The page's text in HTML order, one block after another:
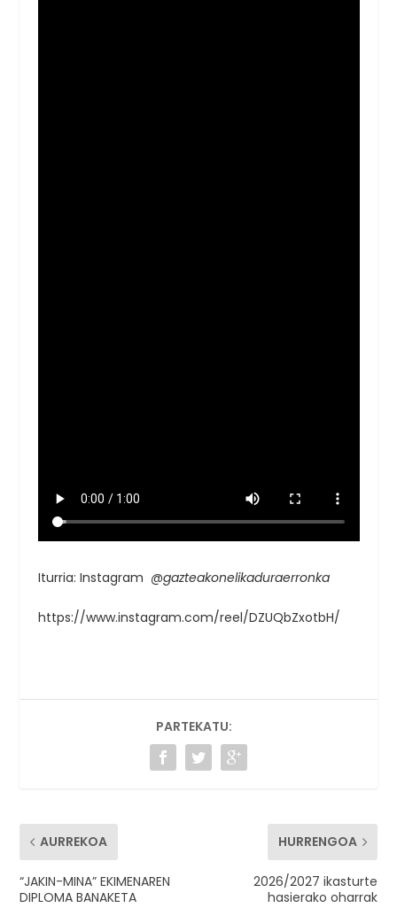
Iturria: Instagram @gazteakonelikaduraerronka
https://www.instagram.com/reel/DZUQbZxotbH/
PARTEKATU:
AURREKOA
“JAKIN-MINA” EKIMENAREN
DIPLOMA BANAKETA
HURRENGOA
2026/2027 ikasturte
hasierako oharrak